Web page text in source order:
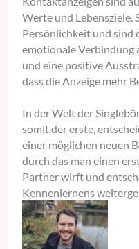
Werte und Lebensziele.
Persönlichkeit und sind
emotionale Verbindung
und eine positive
dass die Anzeige mehr
In der Welt der
somit der erste,
einer möglichen neuen
durch das man einen
Partner wirft und
Kennenlernens